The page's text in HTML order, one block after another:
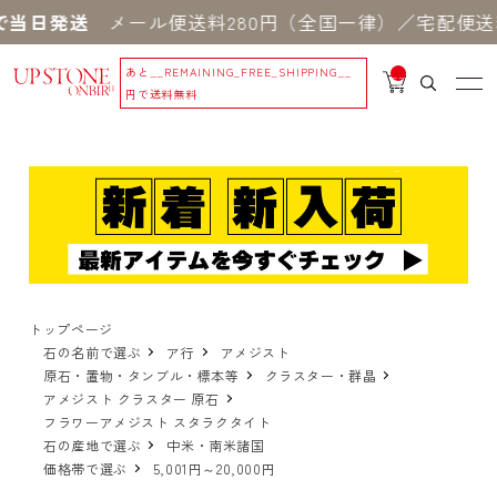
日発送メール便送料280円（全国一律）／宅配便送
あと
__REMAINING_FREE_SHIPPING__
円で送料無料
__
IT
_
トップページ
石の名前で選ぶ
ア行
アメジスト
原石・置物・タンブル・標本等
クラスター・群晶
アメジスト クラスター 原石
フラワーアメジスト スタラクタイト
石の産地で選ぶ
中米・南米諸国
価格帯で選ぶ
5,001円～20,000円